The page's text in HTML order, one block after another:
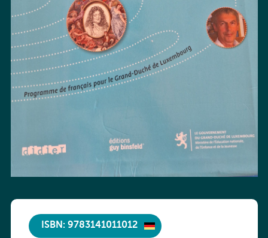
ISBN: 9783141011012